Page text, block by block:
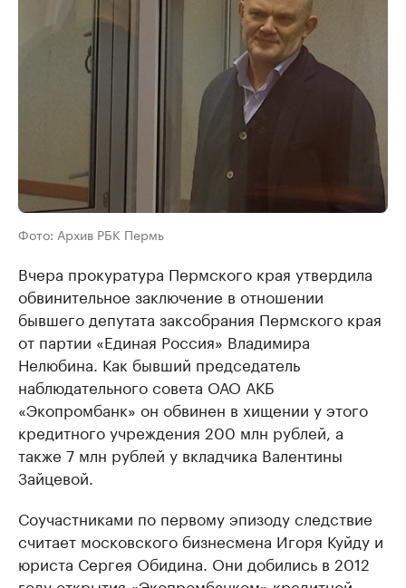
Фото: Архив РБК Пермь
Вчера прокуратура Пермского края утвердила
обвинительное заключение в отношении
бывшего депутата заксобрания Пермского края
от партии «Единая Россия» Владимира
Нелюбина. Как бывший председатель
наблюдательного совета ОАО АКБ
«Экопромбанк» он обвинен в хищении у этого
кредитного учреждения 200 млн рублей, а
также 7 млн рублей у вкладчика Валентины
Зайцевой.
Соучастниками по первому эпизоду следствие
считает московского бизнесмена Игоря Куйду и
юриста Сергея Обидина. Они добились в 2012